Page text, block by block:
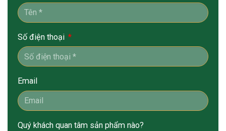
Số điện thoại
Email
Quý khách quan tâm sản phẩm nào?